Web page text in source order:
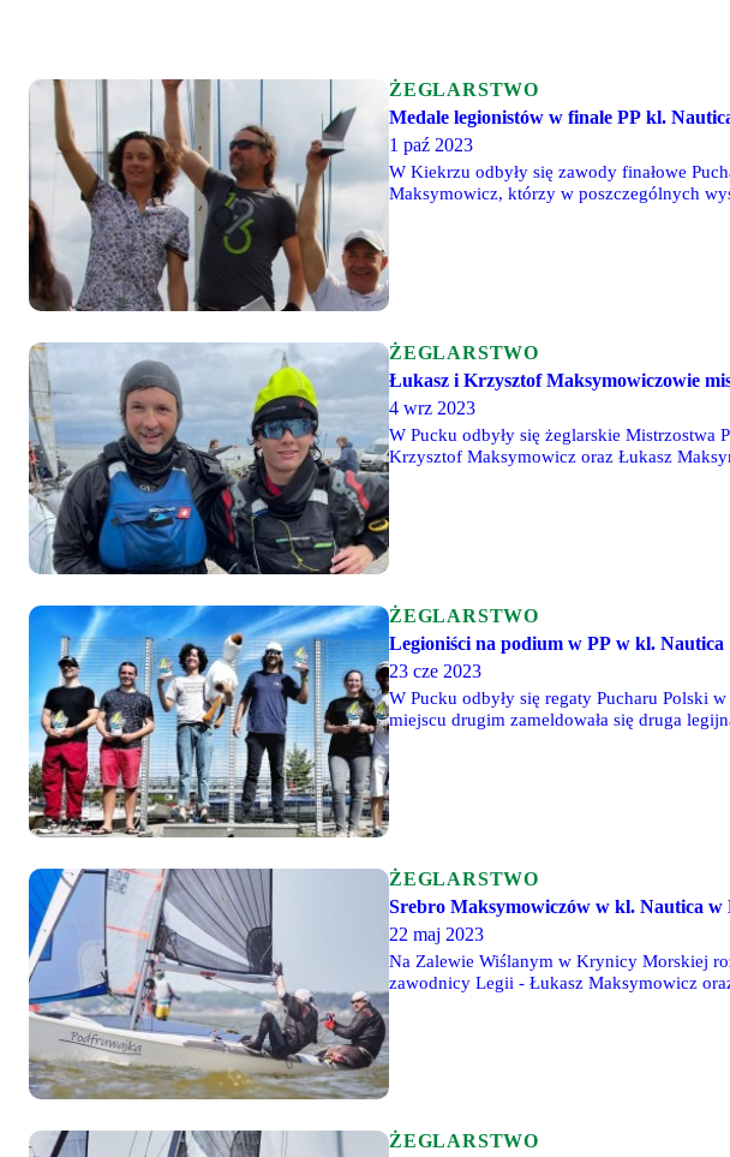
ŻEGLARSTWO
Medale legionistów w finale PP kl.
1 paź 2023
W Kiekrzu odbyły się zawody finałowe
Maksymowicz, którzy w poszczególnych
ŻEGLARSTWO
Łukasz i Krzysztof Maksymowiczowie
4 wrz 2023
W Pucku odbyły się żeglarskie
Krzysztof Maksymowicz oraz Łukasz
ŻEGLARSTWO
Legioniści na podium w PP w kl. Nautica
23 cze 2023
W Pucku odbyły się regaty Pucharu Polski
miejscu drugim zameldowała się druga
ŻEGLARSTWO
Srebro Maksymowiczów w kl. Nautica
22 maj 2023
Na Zalewie Wiślanym w Krynicy Morskiej
zawodnicy Legii - Łukasz Maksymowicz
ŻEGLARSTWO